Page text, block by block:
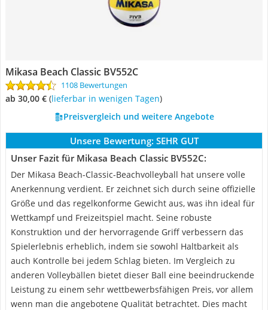
Mikasa Beach Classic BV552C
1108 Bewertungen
ab 30,00 € ( Lieferbar in wenigen Tagen)
Preisvergleich und weitere Angebote
Unsere Bewertung: SEHR GUT
Unser Fazit für Mikasa Beach Classic BV552C:
Der Mikasa Beach-Classic-Beachvolleyball hat unsere volle
Anerkennung verdient. Er zeichnet sich durch seine offizielle
Größe und das regelkonforme Gewicht aus, was ihn ideal für
Wettkampf und Freizeitspiel macht. Seine robuste
Konstruktion und der hervorragende Griff verbessern das
Spielerlebnis erheblich, indem sie sowohl Haltbarkeit als
auch Kontrolle bei jedem Schlag bieten. Im Vergleich zu
anderen Volleybällen bietet dieser Ball eine beeindruckende
Leistung zu einem sehr wettbewerbsfähigen Preis, vor allem
wenn man die angebotene Qualität betrachtet. Dies macht